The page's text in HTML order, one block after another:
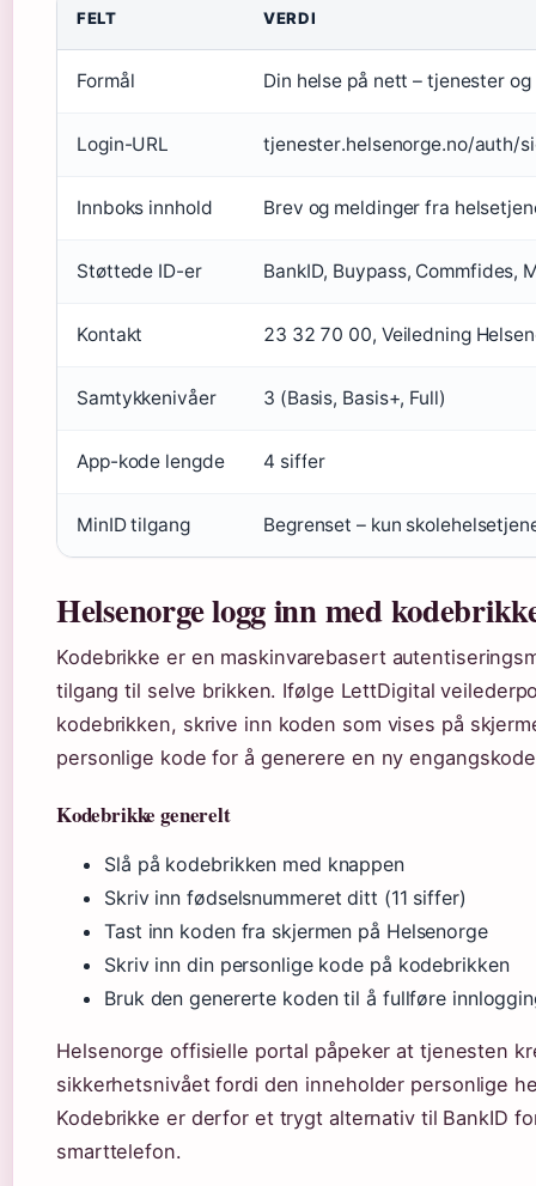
FELT VERDI
Formål Din helse på nett – tjenester
Login-URL tjenester.helsenorge.no/auth/
Innboks innhold Brev og meldinger fra
Støttede ID-er BankID, Buypass, Commfides,
Kontakt 23 32 70 00, Veiledning
Samtykkenivåer 3 (Basis, Basis+, Full)
App-kode lengde 4 siffer
MinID tilgang Begrenset – kun
Helsenorge logg inn med
Kodebrikke er en maskinvarebasert
tilgang til selve brikken. Ifølge LettDigital
kodebrikken, skrive inn koden som vises på
personlige kode for å generere en ny
Kodebrikke generelt
Slå på kodebrikken med knappen
Skriv inn fødselsnummeret ditt (11 siffer)
Tast inn koden fra skjermen på Helsenorge
Skriv inn din personlige kode på kodebrikken
Bruk den genererte koden til å fullføre
Helsenorge offisielle portal påpeker at tjenesten
sikkerhetsnivået fordi den inneholder personlige
Kodebrikke er derfor et trygt alternativ til BankID
smarttelefon.